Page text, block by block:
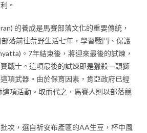
。
的養成是馬賽部落文化的重要傳統，
落前往荒野生活七年，學習戰鬥、保護
。7年結束後，將迎來最後的試煉，
戰士。這項最後的試煉即是獵殺一頭獅
項武器。由於保育因素，肯亞政府已經
項活動。取而代之，馬賽人則以部落競
次，選自祈安布產區的AA生豆，杯中風